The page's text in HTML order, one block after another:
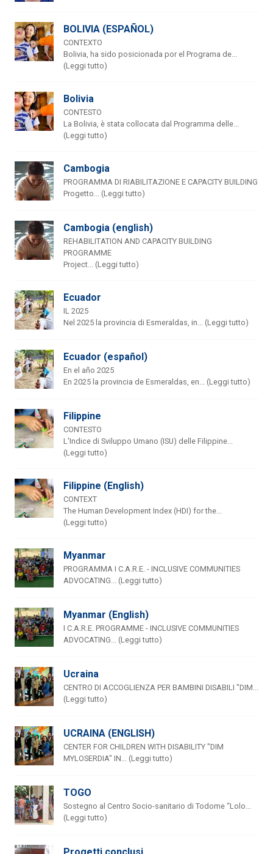
BOLIVIA (ESPAÑOL)
CONTEXTO
Bolivia, ha sido posicionada por el Programa de...
(Leggi tutto)
Bolivia
CONTESTO
La Bolivia, è stata collocata dal Programma delle...
(Leggi tutto)
Cambogia
PROGRAMMA DI RIABILITAZIONE E CAPACITY BUILDING
Progetto... (Leggi tutto)
Cambogia (english)
REHABILITATION AND CAPACITY BUILDING
PROGRAMME
Project... (Leggi tutto)
Ecuador
IL 2025
Nel 2025 la provincia di Esmeraldas, in... (Leggi tutto)
Ecuador (español)
En el año 2025
En 2025 la provincia de Esmeraldas, en... (Leggi tutto)
Filippine
CONTESTO
L'Indice di Sviluppo Umano (ISU) delle Filippine...
(Leggi tutto)
Filippine (English)
CONTEXT
The Human Development Index (HDI) for the...
(Leggi tutto)
Myanmar
PROGRAMMA I C.A.R.E. - INCLUSIVE COMMUNITIES
ADVOCATING... (Leggi tutto)
Myanmar (English)
I C.A.R.E. PROGRAMME - INCLUSIVE COMMUNITIES
ADVOCATING... (Leggi tutto)
Ucraina
CENTRO DI ACCOGLIENZA PER BAMBINI DISABILI "DIM...
(Leggi tutto)
UCRAINA (ENGLISH)
CENTER FOR CHILDREN WITH DISABILITY "DIM
MYLOSERDIA" IN... (Leggi tutto)
TOGO
Sostegno al Centro Socio-sanitario di Todome “Lolo...
(Leggi tutto)